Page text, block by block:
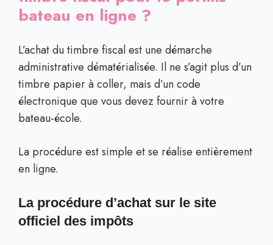
bateau en ligne ?
L’achat du timbre fiscal est une démarche
administrative dématérialisée. Il ne s’agit plus d’un
timbre papier à coller, mais d’un code
électronique que vous devez fournir à votre
bateau-école.
La procédure est simple et se réalise entièrement
en ligne.
La procédure d’achat sur le site
officiel des impôts